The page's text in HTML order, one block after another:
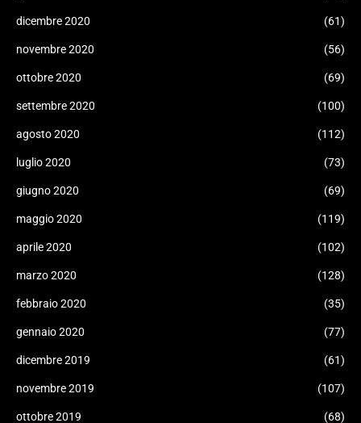
dicembre 2020 (61)
novembre 2020 (56)
ottobre 2020 (69)
settembre 2020 (100)
agosto 2020 (112)
luglio 2020 (73)
giugno 2020 (69)
maggio 2020 (119)
aprile 2020 (102)
marzo 2020 (128)
febbraio 2020 (35)
gennaio 2020 (77)
dicembre 2019 (61)
novembre 2019 (107)
ottobre 2019 (68)